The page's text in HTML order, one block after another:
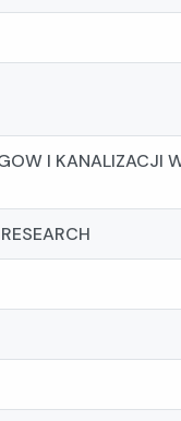
I KANALIZACJI